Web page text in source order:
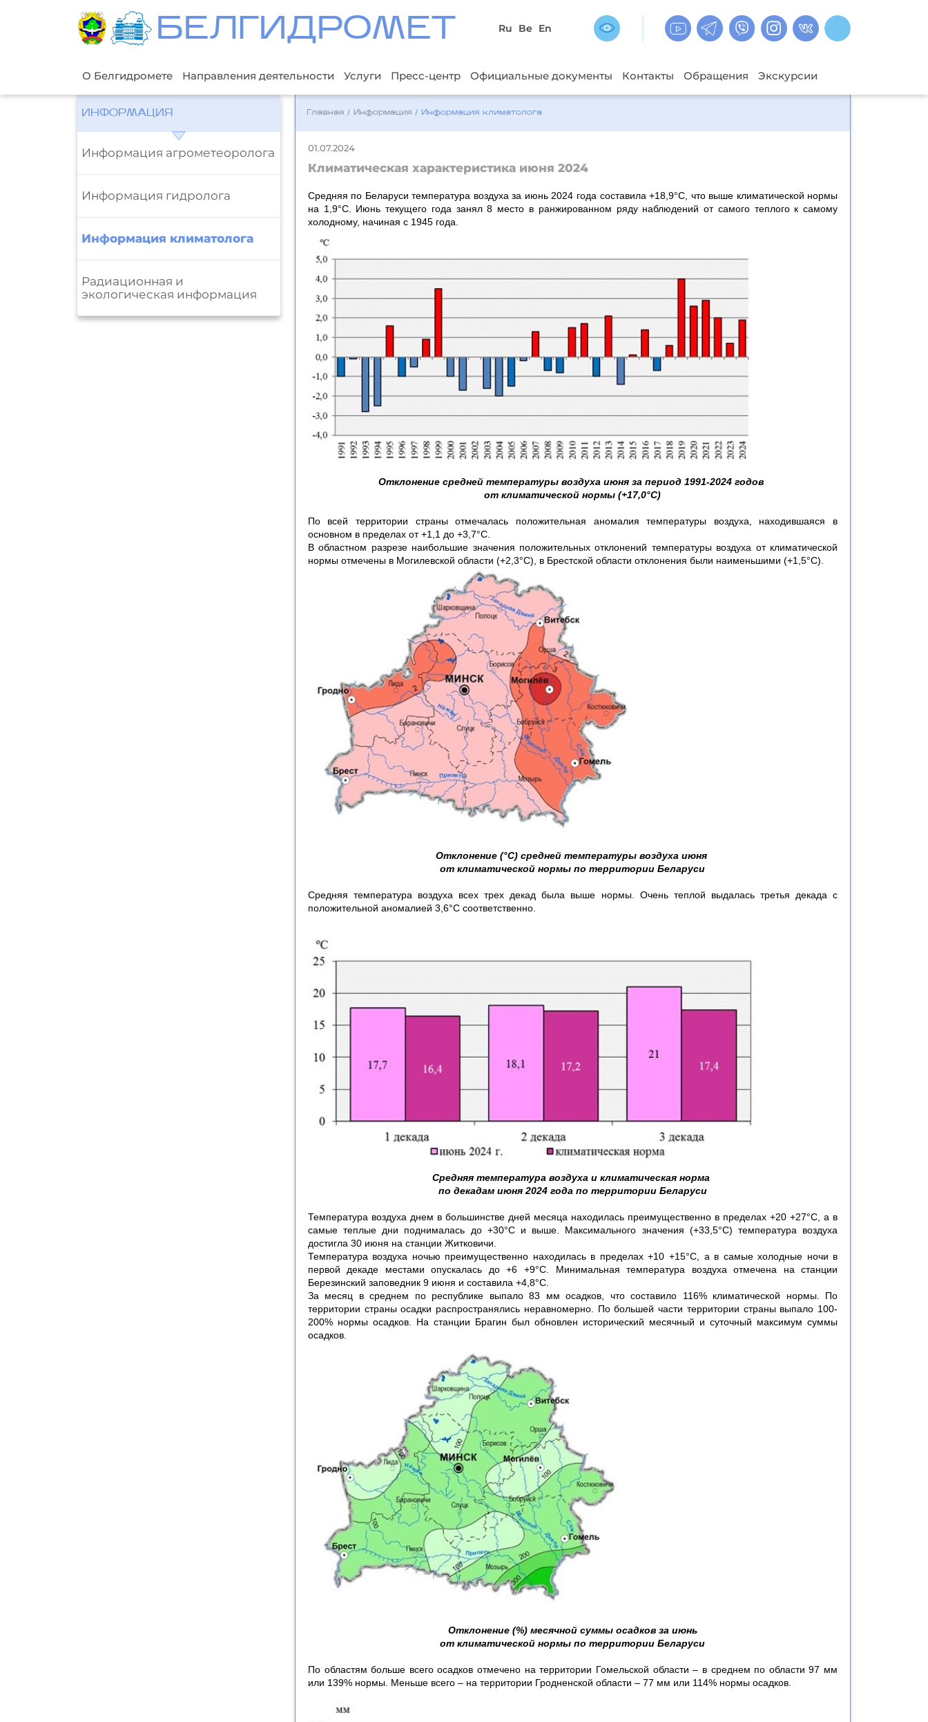
БЕЛГИДРОМЕТ Ru Be En
О Белгидромете Направления деятельности Услуги Пресс-центр Официальные документы Контакты Обращения Экскурсии
ИНФОРМАЦИЯ
Информация агрометеоролога
Информация гидролога
Информация климатолога
Радиационная и
экологическая информация
Главная / Информация / Информация климатолога
01.07.2024
Климатическая характеристика июня 2024
Средняя по Беларуси температура воздуха за июнь 2024 года составила +18,9°С, что выше климатической нормы
на 1,9°С. Июнь текущего года занял 8 место в ранжированном ряду наблюдений от самого теплого к самому
холодному, начиная с 1945 года.
Отклонение средней температуры воздуха июня за период 1991-2024 годов
от климатической нормы (+17,0°С)
По всей территории страны отмечалась положительная аномалия температуры воздуха, находившаяся в
основном в пределах от +1,1 до +3,7°С.
В областном разрезе наибольшие значения положительных отклонений температуры воздуха от климатической
нормы отмечены в Могилевской области (+2,3°С), в Брестской области отклонения были наименьшими (+1,5°С).
Отклонение (°С) средней температуры воздуха июня
от климатической нормы по территории Беларуси
Средняя температура воздуха всех трех декад была выше нормы. Очень теплой выдалась третья декада с
положительной аномалией 3,6°С соответственно.
Средняя температура воздуха и климатическая норма
по декадам июня 2024 года по территории Беларуси
Температура воздуха днем в большинстве дней месяца находилась преимущественно в пределах +20 +27°С, а в
самые теплые дни поднималась до +30°С и выше. Максимального значения (+33,5°С) температура воздуха
достигла 30 июня на станции Житковичи.
Температура воздуха ночью преимущественно находилась в пределах +10 +15°С, а в самые холодные ночи в
первой декаде местами опускалась до +6 +9°С. Минимальная температура воздуха отмечена на станции
Березинский заповедник 9 июня и составила +4,8°С.
За месяц в среднем по республике выпало 83 мм осадков, что составило 116% климатической нормы. По
территории страны осадки распространялись неравномерно. По большей части территории страны выпало 100-
200% нормы осадков. На станции Брагин был обновлен исторический месячный и суточный максимум суммы
осадков.
Отклонение (%) месячной суммы осадков за июнь
от климатической нормы по территории Беларуси
По областям больше всего осадков отмечено на территории Гомельской области – в среднем по области 97 мм
или 139% нормы. Меньше всего – на территории Гродненской области – 77 мм или 114% нормы осадков.